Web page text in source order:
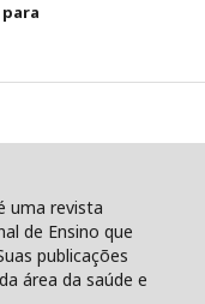
uma revista
de Ensino que
publicações
área da saúde e